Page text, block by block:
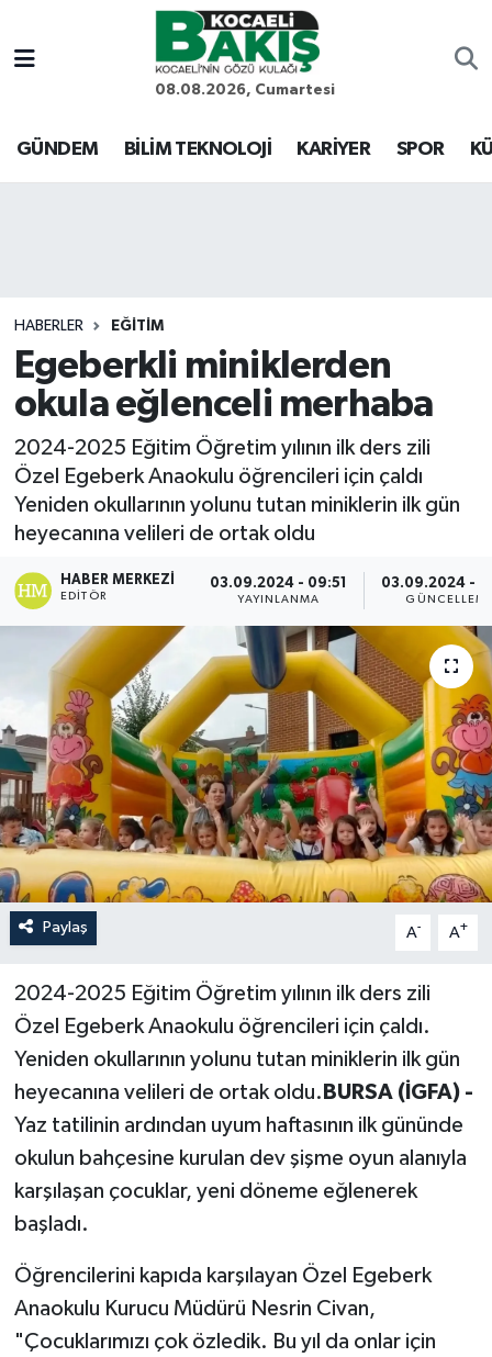
08.08.2026, Cumartesi
GÜNDEM BİLİM TEKNOLOJİ KARİYER SPOR
HABERLER EĞİTİM
Egeberkli miniklerden
okula eğlenceli merhaba
2024-2025 Eğitim Öğretim yılının ilk ders zili
Özel Egeberk Anaokulu öğrencileri için çaldı
Yeniden okullarının yolunu tutan miniklerin ilk gün
heyecanına velileri de ortak oldu
HABER MERKEZI
EDITÖR
03.09.2024 - 09:51
YAYINLANMA
03.09.2024 -
Paylaş A- A+
2024-2025 Eğitim Öğretim yılının ilk ders zili
Özel Egeberk Anaokulu öğrencileri için çaldı.
Yeniden okullarının yolunu tutan miniklerin ilk gün
heyecanına velileri de ortak oldu. BURSA (İGFA) -
Yaz tatilinin ardından uyum haftasının ilk gününde
okulun bahçesine kurulan dev şişme oyun alanıyla
karşılaşan çocuklar, yeni döneme eğlenerek
başladı.
Öğrencilerini kapıda karşılayan Özel Egeberk
Anaokulu Kurucu Müdürü Nesrin Civan,
"Çocuklarımızı çok özledik. Bu yıl da onlar için
Kocaeli Nöbetçi Eczaneler
Kocaeli Hava Durumu
Son Dakika Haberleri
Haber Arşivi